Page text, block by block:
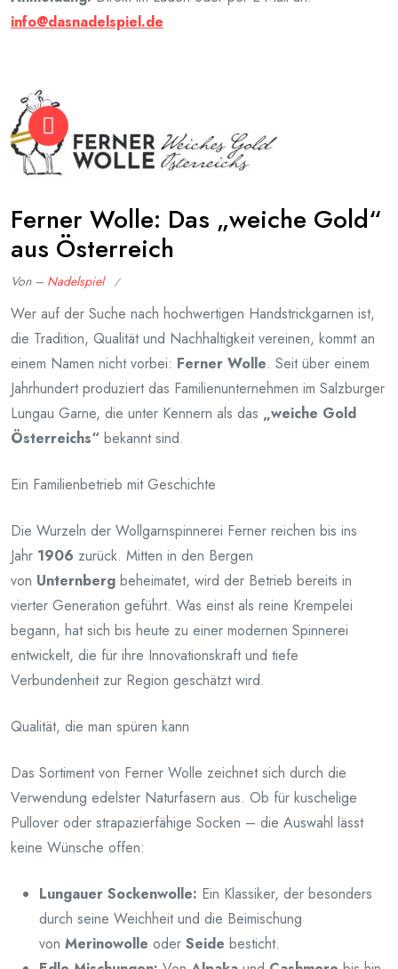
info@dasnadelspiel.de
Ferner Wolle: Das „weiche Gold“
aus Österreich
Von – Nadelspiel
am
Januar
27,
2026
Wer auf der Suche nach hochwertigen Handstrickgarnen ist,
die Tradition, Qualität und Nachhaltigkeit vereinen, kommt an
einem Namen nicht vorbei: Ferner Wolle. Seit über einem
Jahrhundert produziert das Familienunternehmen im Salzburger
Lungau Garne, die unter Kennern als das „weiche Gold
Österreichs“ bekannt sind.
Ein Familienbetrieb mit Geschichte
Die Wurzeln der Wollgarnspinnerei Ferner reichen bis ins
Jahr 1906 zurück. Mitten in den Bergen
von Unternberg beheimatet, wird der Betrieb bereits in
vierter Generation geführt. Was einst als reine Krempelei
begann, hat sich bis heute zu einer modernen Spinnerei
entwickelt, die für ihre Innovationskraft und tiefe
Verbundenheit zur Region geschätzt wird.
Qualität, die man spüren kann
Das Sortiment von Ferner Wolle zeichnet sich durch die
Verwendung edelster Naturfasern aus. Ob für kuschelige
Pullover oder strapazierfähige Socken – die Auswahl lässt
keine Wünsche offen:
Lungauer Sockenwolle: Ein Klassiker, der besonders
durch seine Weichheit und die Beimischung
von Merinowolle oder Seide besticht.